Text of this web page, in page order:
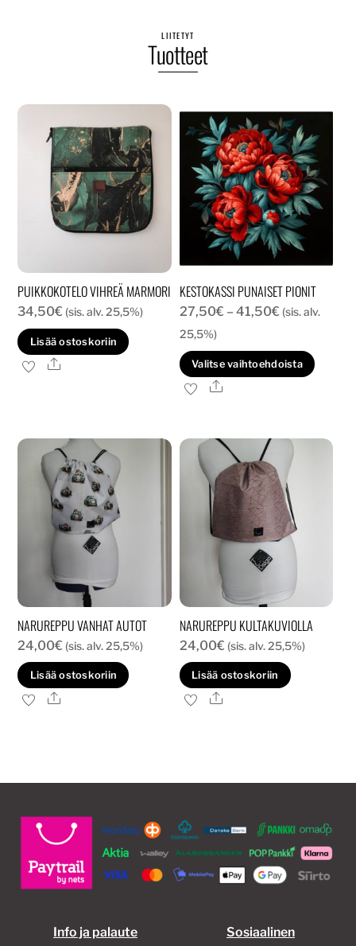
LIITETYT
Tuotteet
PUIKKOKOTELO VIHREÄ MARMORI
34,50€ (sis. alv. 25,5%)
Lisää ostoskoriin
Ale
KESTOKASSI PUNAISET PIONIT
27,50€ – 41,50€Hintaluokka:
-
41,50€
(sis. alv.
25,5%)
Valitse vaihtoehdoista
Ale
NARUREPPU VANHAT AUTOT
24,00€ (sis. alv. 25,5%)
Lisää ostoskoriin
Ale
NARUREPPU KULTAKUVIOLLA
24,00€ (sis. alv. 25,5%)
Lisää ostoskoriin
Ale
Info ja palaute Sosiaalinen